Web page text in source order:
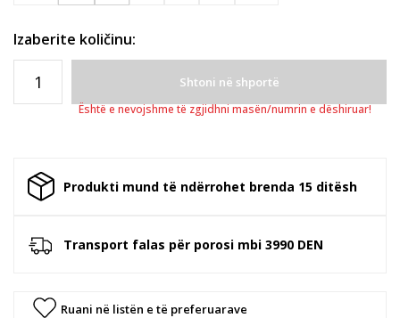
Izaberite količinu:
Shtoni në shportë
Është e nevojshme të zgjidhni masën/numrin e dëshiruar!
Produkti mund të ndërrohet brenda 15 ditësh
Transport falas për porosi mbi 3990 DEN
Ruani në listën e të preferuarave